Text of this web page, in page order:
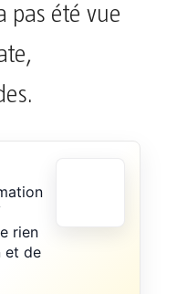
pas été vue
rien
et de